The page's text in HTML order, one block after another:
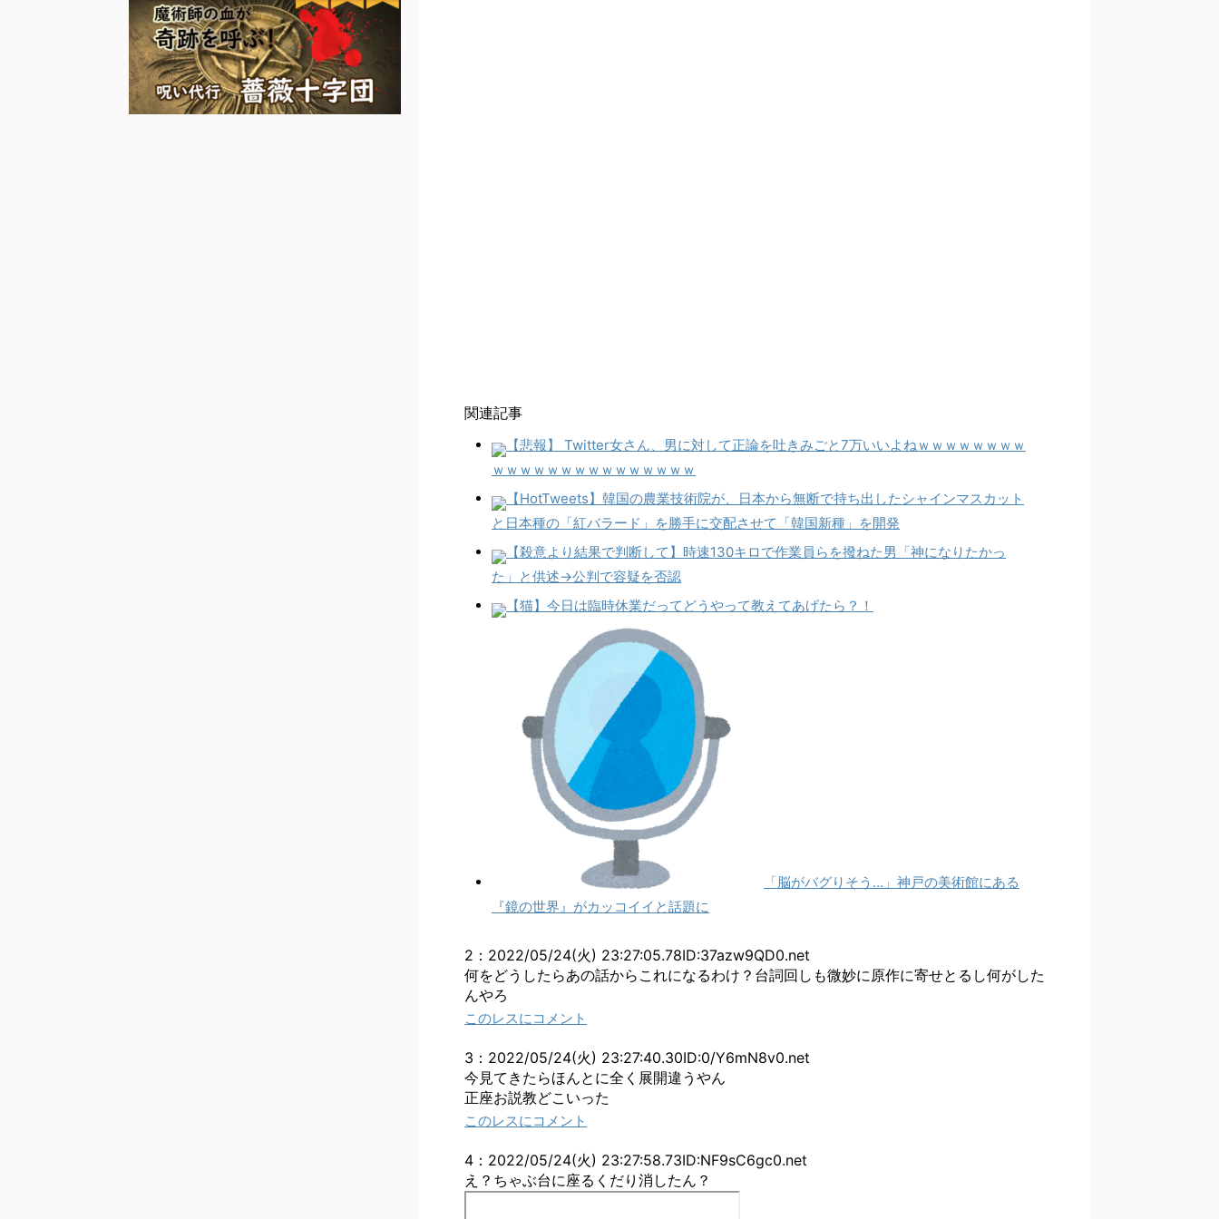
関連記事
【悲報】 Twitter女さん、男に対して正論を吐きみごと7万いいよねｗｗｗｗｗｗｗｗ
ｗｗｗｗｗｗｗｗｗｗｗｗｗｗｗ
【HotTweets】韓国の農業技術院が、日本から無断で持ち出したシャインマスカット
と日本種の「紅バラード」を勝手に交配させて「韓国新種」を開発
【殺意より結果で判断して】時速130キロで作業員らを撥ねた男「神になりたかっ
た」と供述→公判で容疑を否認
【猫】今日は臨時休業だってどうやって教えてあげたら？！
「脳がバグりそう…」神戸の美術館にある
『鏡の世界』がカッコイイと話題に
2 ： 2022/05/24(火) 23:27:05.78ID:37azw9QD0.net
何をどうしたらあの話からこれになるわけ？台詞回しも微妙に原作に寄せとるし何がした
んやろ
このレスにコメント
3 ： 2022/05/24(火) 23:27:40.30ID:0/Y6mN8v0.net
今見てきたらほんとに全く展開違うやん
正座お説教どこいった
このレスにコメント
4 ： 2022/05/24(火) 23:27:58.73ID:NF9sC6gc0.net
え？ちゃぶ台に座るくだり消したん？